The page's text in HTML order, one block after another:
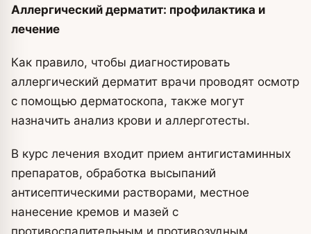
Аллергический дерматит: профилактика и
лечение
Как правило, чтобы диагностировать
аллергический дерматит врачи проводят осмотр
с помощью дерматоскопа, также могут
назначить анализ крови и аллерготесты.
В курс лечения входит прием антигистаминных
препаратов, обработка высыпаний
антисептическими растворами, местное
нанесение кремов и мазей с
противоспалительным и противозудным